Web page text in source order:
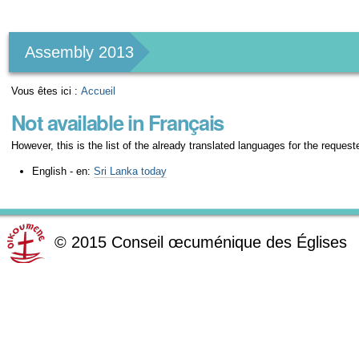
personnels
Assembly 2013
Vous êtes ici : Accueil
Not available in Français
However, this is the list of the already translated languages for the
English - en: Sri Lanka today
© 2015 Conseil œcuménique des Églises